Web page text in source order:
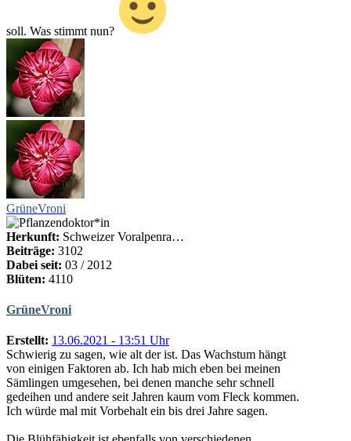
soll. Was stimmt nun?
GrüneVroni
Herkunft: Schweizer Voralpenra…
Beiträge: 3102
Dabei seit: 03 / 2012
Blüten: 4110
GrüneVroni
Erstellt: 13.06.2021 - 13:51 Uhr
Schwierig zu sagen, wie alt der ist. Das Wachstum hängt
von einigen Faktoren ab. Ich hab mich eben bei meinen
Sämlingen umgesehen, bei denen manche sehr schnell
gedeihen und andere seit Jahren kaum vom Fleck kommen.
Ich würde mal mit Vorbehalt ein bis drei Jahre sagen.